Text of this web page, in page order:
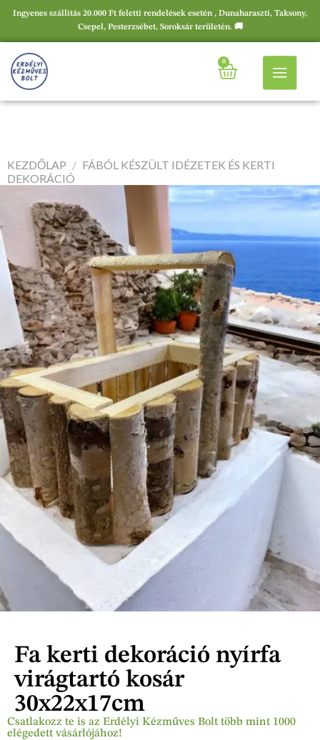
Ingyenes szállítás 20.000 Ft feletti rendelések esetén , Dunaharaszti, Taksony,
Csepel, Pesterzsébet, Soroksár területén. 🚚
0
Csatlakozz te is az Erdélyi Kézműves Bolt több mint 1000
elégedett vásárlójához!
Fa kerti dekoráció nyírfa
virágtartó kosár
30x22x17cm
KEZDŐLAP / FÁBÓL KÉSZÜLT IDÉZETEK ÉS KERTI
DEKORÁCIÓ